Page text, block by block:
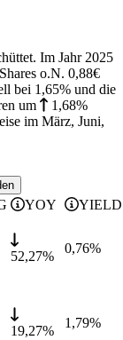
Im Jahr 2025
o.N. 0,88€
bei 1,65% und die
um
1,68%
im März, Juni,
YOY YIELD
52,27%
0,76%
19,27%
1,79%